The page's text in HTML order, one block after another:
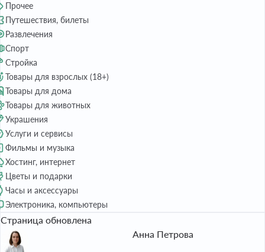
Прочее
Путешествия, билеты
Развлечения
Спорт
Стройка
Товары для взрослых (18+)
Товары для дома
Товары для животных
Украшения
Услуги и сервисы
Фильмы и музыка
Хостинг, интернет
Цветы и подарки
Часы и аксессуары
Электроника, компьютеры
Страница обновлена
Анна Петрова